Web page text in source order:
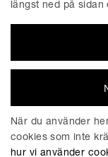
Advokatfirman
advokatbyrå med
varav ungefär 150
Göteborg, Malmö
längst ned på sidan
När du använder
cookies som inte
hur vi använder